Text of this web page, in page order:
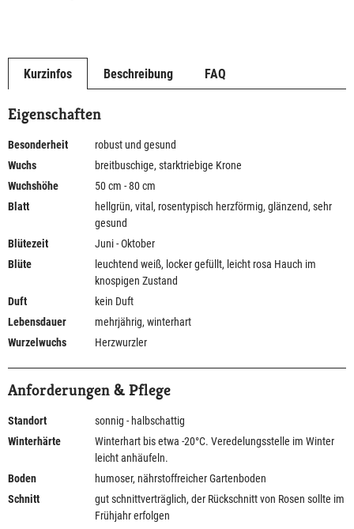
Kurzinfos Beschreibung FAQ
Eigenschaften
Besonderheit
robust und gesund
Wuchs
breitbuschige, starktriebige Krone
Wuchshöhe
50 cm - 80 cm
Blatt
hellgrün, vital, rosentypisch herzförmig, glänzend, sehr
gesund
Blütezeit
Juni - Oktober
Blüte
leuchtend weiß, locker gefüllt, leicht rosa Hauch im
knospigen Zustand
Duft
kein Duft
Lebensdauer
mehrjährig, winterhart
Wurzelwuchs
Herzwurzler
Anforderungen & Pflege
Standort
sonnig - halbschattig
Winterhärte
Winterhart bis etwa -20°C. Veredelungsstelle im Winter
leicht anhäufeln.
Boden
humoser, nährstoffreicher Gartenboden
Schnitt
gut schnittverträglich, der Rückschnitt von Rosen sollte im
Frühjahr erfolgen